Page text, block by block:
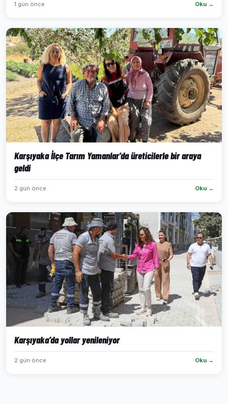
1 gün önce Oku →
Karşıyaka İlçe Tarım Yamanlar'da üreticilerle bir araya
geldi
2 gün önce Oku →
Karşıyaka’da yollar yenileniyor
2 gün önce Oku →